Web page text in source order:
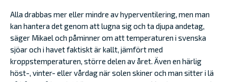
Alla drabbas mer eller mindre av hyperventilering, men man
kan hantera det genom att lugna sig och ta djupa andetag,
säger Mikael och påminner om att temperaturen i svenska
sjöar och i havet faktiskt är kallt, jämfört med
kroppstemperaturen, större delen av året. Även en härlig
höst-, vinter- eller vårdag när solen skiner och man sitter i lä